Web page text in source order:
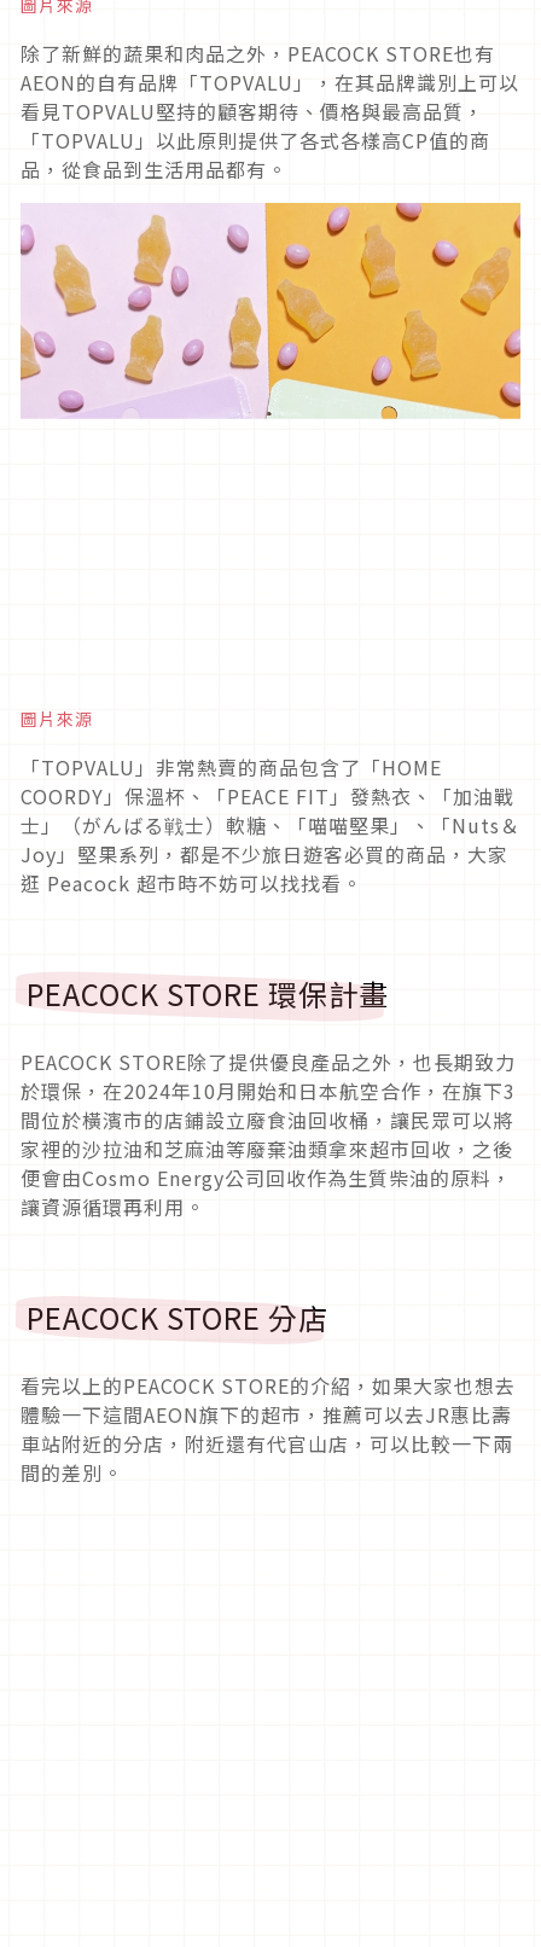
圖片來源
除了新鮮的蔬果和肉品之外，PEACOCK STORE也有
AEON的自有品牌「TOPVALU」，在其品牌識別上可以
看見TOPVALU堅持的顧客期待、價格與最高品質，
「TOPVALU」以此原則提供了各式各樣高CP值的商
品，從食品到生活用品都有。
圖片來源
「TOPVALU」非常熱賣的商品包含了「HOME
COORDY」保溫杯、「PEACE FIT」發熱衣、「加油戰
士」（がんばる戦士）軟糖、「喵喵堅果」、「Nuts＆
Joy」堅果系列，都是不少旅日遊客必買的商品，大家
逛 Peacock 超市時不妨可以找找看。
PEACOCK STORE 環保計畫
PEACOCK STORE除了提供優良產品之外，也長期致力
於環保，在2024年10月開始和日本航空合作，在旗下3
間位於橫濱市的店鋪設立廢食油回收桶，讓民眾可以將
家裡的沙拉油和芝麻油等廢棄油類拿來超市回收，之後
便會由Cosmo Energy公司回收作為生質柴油的原料，
讓資源循環再利用。
PEACOCK STORE 分店
看完以上的PEACOCK STORE的介紹，如果大家也想去
體驗一下這間AEON旗下的超市，推薦可以去JR惠比壽
車站附近的分店，附近還有代官山店，可以比較一下兩
間的差別。